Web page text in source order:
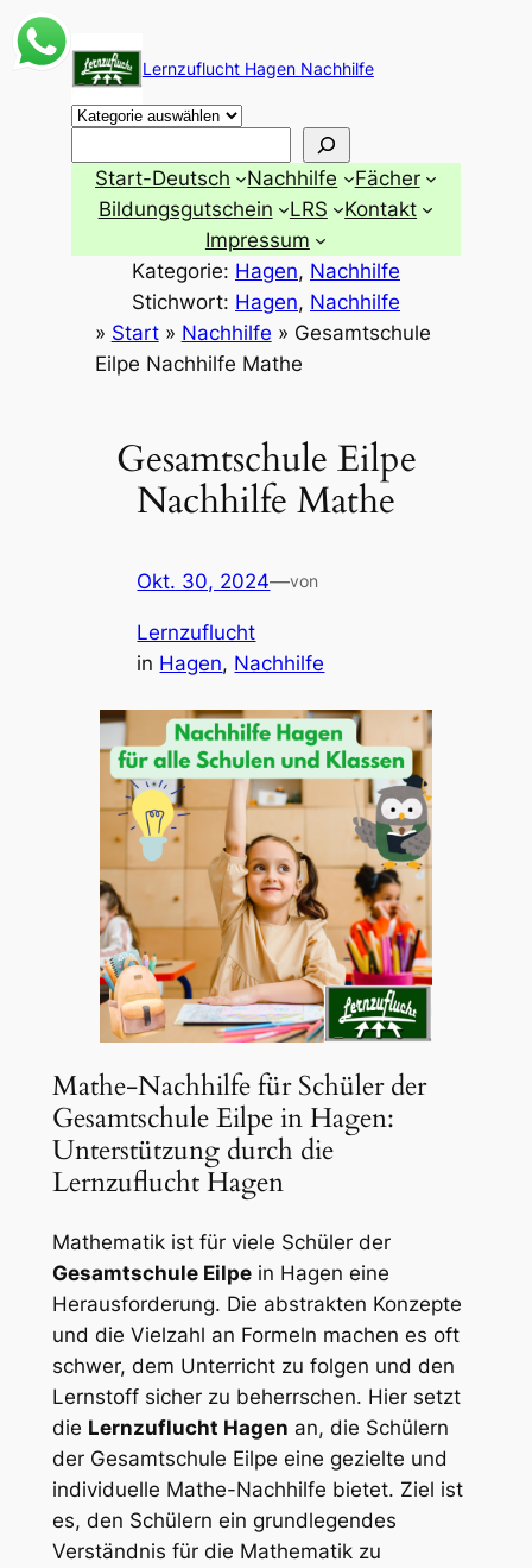
Zum
Inhalt
springen
Lernzuflucht Hagen Nachhilfe
Start-Deutsch Nachhilfe
Fächer
Bildungsgutschein
LRS
Kontakt
Impressum
Kategorie: Hagen, Nachhilfe
Stichwort: Hagen, Nachhilfe
» Start» Nachhilfe » Gesamtschule
Eilpe Nachhilfe Mathe
Gesamtschule Eilpe
Nachhilfe Mathe
Okt. 30, 2024—von
Lernzuflucht
in Hagen, Nachhilfe
Mathe-Nachhilfe für Schüler der
Gesamtschule Eilpe in Hagen:
Unterstützung durch die
Lernzuflucht Hagen
Mathematik ist für viele Schüler der
Gesamtschule Eilpein Hagen eine
Herausforderung. Die abstrakten Konzepte
und die Vielzahl an Formeln machen es oft
schwer, dem Unterricht zu folgen und den
Lernstoff sicher zu beherrschen. Hier setzt
die Lernzuflucht Hagen an, die Schülern
der Gesamtschule Eilpe eine gezielte und
individuelle Mathe-Nachhilfe bietet. Ziel ist
es, den Schülern ein grundlegendes
Verständnis für die Mathematik zu